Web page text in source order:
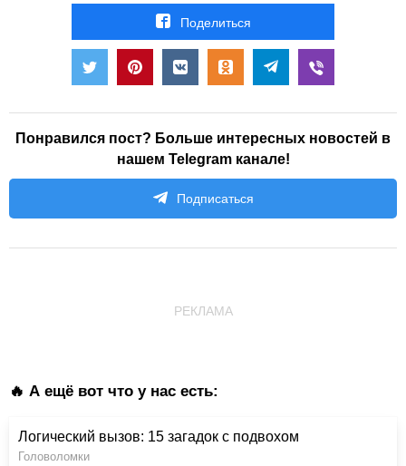
Поделиться
Понравился пост? Больше интересных новостей в
нашем Telegram канале!
Подписаться
РЕКЛАМА
🔥 А ещё вот что у нас есть:
Логический вызов: 15 загадок с подвохом
Головоломки